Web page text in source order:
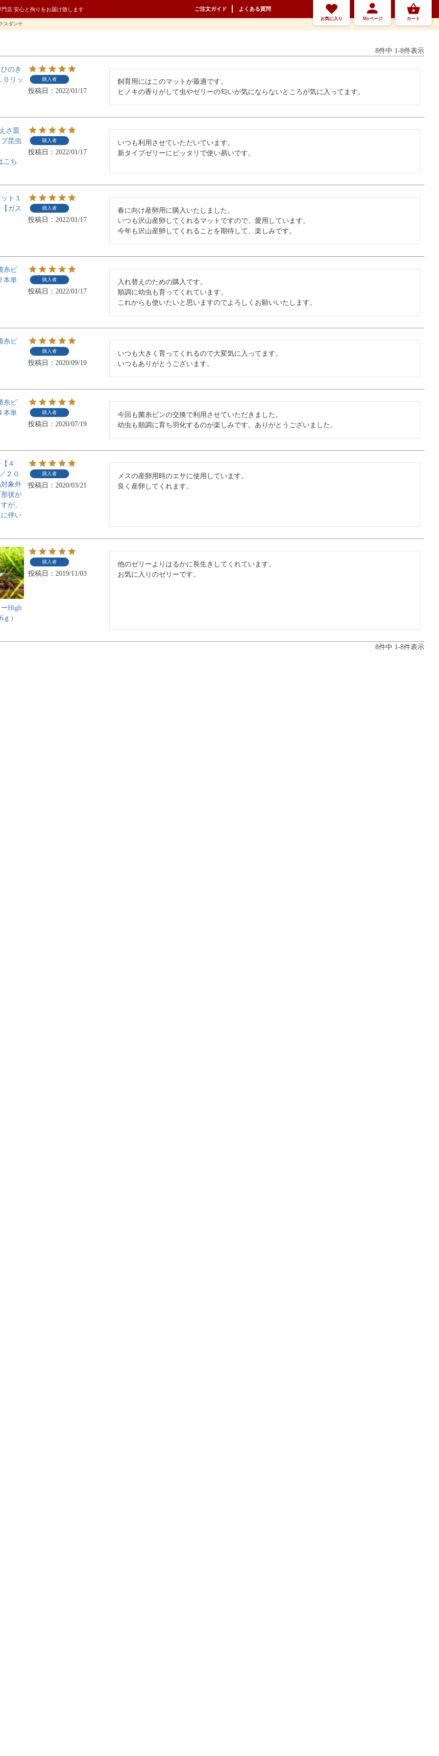
店 安心と拘りをお届け致します ご注文ガイド よくある質問
スダンケ
お気に入り Myページ カート
8件中 1-8件表示
のき
０リッ
購入者
投稿日 2022/01/17
飼育用にはこのマットが最適です。
ヒノキの香りがして虫やゼリーの匂いが気にならないところが気に入ってます。
さ皿
昆虫
こち
購入者
投稿日 2022/01/17
いつも利用させていただいています。
新タイプゼリーにピッタリで使い易いです。
ト１
ガス
購入者
投稿日 2022/01/17
春に向け産卵用に購入いたしました。
いつも沢山産卵してくれるマットですので、愛用しています。
今年も沢山産卵してくれることを期待して、楽しみです。
糸ビ
本単
購入者
投稿日 2022/01/17
入れ替えのための購入です。
順調に幼虫も育ってくれています。
これからも使いたいと思いますのでよろしくお願いいたします。
糸ビ
購入者
投稿日 2020/09/19
いつも大きく育ってくれるので大変気に入ってます。
いつもありがとうございます。
糸ビ
本単
購入者
投稿日 2020/07/19
今回も菌糸ビンの交換で利用させていただきました。
幼虫も順調に育ち羽化するのが楽しみです。ありがとうございました。
４
２０
象外
状が
が、
伴い
購入者
投稿日 2020/03/21
メスの産卵用時のエサに使用しています。
良く産卵してくれます。
High
）
購入者
投稿日 2019/11/03
他のゼリーよりはるかに長生きしてくれています。
お気に入りのゼリーです。
8件中 1-8件表示